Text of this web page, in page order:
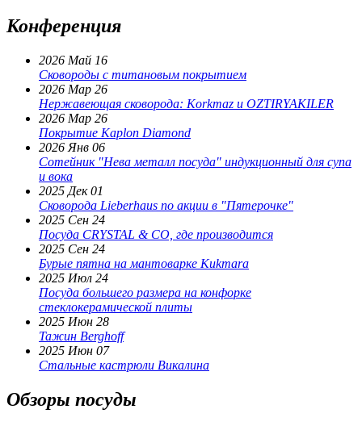
Конференция
2026 Май 16
Сковороды с титановым покрытием
2026 Мар 26
Нержавеющая сковорода: Korkmaz и OZTIRYAKILER
2026 Мар 26
Покрытие Kaplon Diamond
2026 Янв 06
Сотейник "Нева металл посуда" индукционный для супа
и вока
2025 Дек 01
Сковорода Lieberhaus по акции в "Пятерочке"
2025 Сен 24
Посуда CRYSTAL & CO, где производится
2025 Сен 24
Бурые пятна на мантоварке Kukmara
2025 Июл 24
Посуда большего размера на конфорке
стеклокерамической плиты
2025 Июн 28
Тажин Berghoff
2025 Июн 07
Стальные кастрюли Викалина
Обзоры посуды